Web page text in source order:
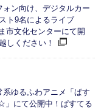
ン向け、デジタルカー
ト9名によるライブ
市文化センターにて開
しください！
系ゆるふわアニメ「ぱす
」にて公開中！ぱすてる